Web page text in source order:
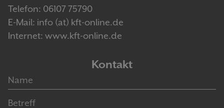
Telefon: 06107 75790
E-Mail: info (at) kft-online.de
Internet: www.kft-online.de
Kontakt